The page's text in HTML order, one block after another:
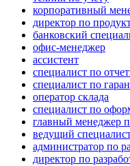
корпоративный
директор по
банковский
офис-менеджер
ассистент
специалист по
специалист по
оператор склада
специалист по
главный менеджер
ведущий
администратор по
директор по